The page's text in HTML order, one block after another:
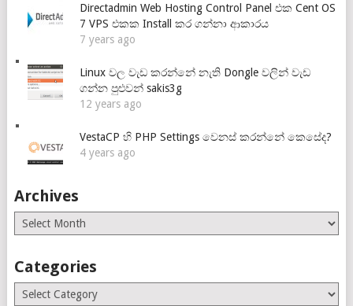
Directadmin Web Hosting Control Panel එක Cent OS
7 VPS එකක Install කර ගන්නා ආකාරය
7 years ago
Linux වල වැඩ කරන්නේ නැති Dongle වලින් වැඩ
ගන්න පුළුවන් sakis3g
12 years ago
VestaCP හි PHP Settings වෙනස් කරන්නේ කෙසේද?
4 years ago
Archives
Archives
Categories
Categories